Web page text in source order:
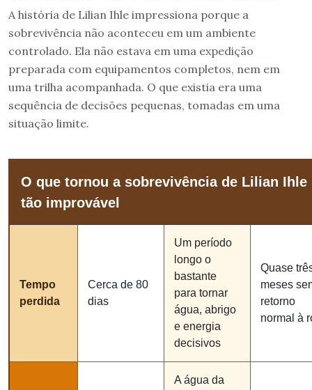
A história de Lilian Ihle impressiona porque a
sobrevivência não aconteceu em um ambiente
controlado. Ela não estava em uma expedição
preparada com equipamentos completos, nem em
uma trilha acompanhada. O que existia era uma
sequência de decisões pequenas, tomadas em uma
situação limite.
O que tornou a sobrevivência de Lilian Ihle
tão improvável
Tempo
perdida
Cerca de 80
dias
Um período
longo o
bastante
para tornar
água, abrigo
e energia
decisivos
Quase
meses
retorno
normal à
A água da